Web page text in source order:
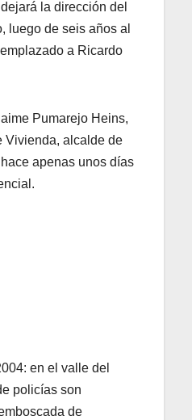
la dirección del
luego de seis años al
a Ricardo
Pumarejo Heins,
Vivienda, alcalde de
apenas unos días
en el valle del
policías son
de